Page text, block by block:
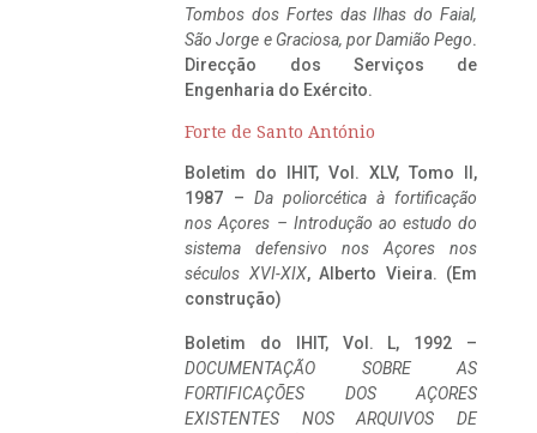
Tombos dos Fortes das Ilhas do Faial,
São Jorge e Graciosa, por Damião Pego.
Direcção dos Serviços de
Engenharia do Exército.
Forte de Santo António
Boletim do IHIT, Vol. XLV, Tomo II,
1987 – Da poliorcética à fortificação
nos Açores – Introdução ao estudo do
sistema defensivo nos Açores nos
séculos XVI-XIX, Alberto Vieira. (Em
construção)
Boletim do IHIT, Vol. L, 1992 –
DOCUMENTAÇÃO SOBRE AS
FORTIFICAÇÕES DOS AÇORES
EXISTENTES NOS ARQUIVOS DE